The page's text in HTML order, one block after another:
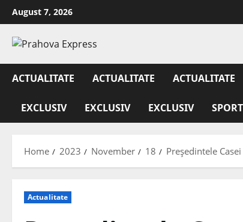
August 7, 2026
ACTUALITATE ACTUALITATE ACTUALITATE
EXCLUSIV EXCLUSIV EXCLUSIV SPORT
Home 2023 November 18 Preşedintele
Actualitate